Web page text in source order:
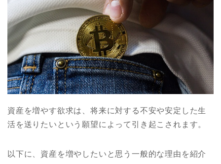
資産を増やす欲求は、将来に対する不安や安定した生
活を送りたいという願望によって引き起こされます。
以下に、資産を増やしたいと思う一般的な理由を紹介